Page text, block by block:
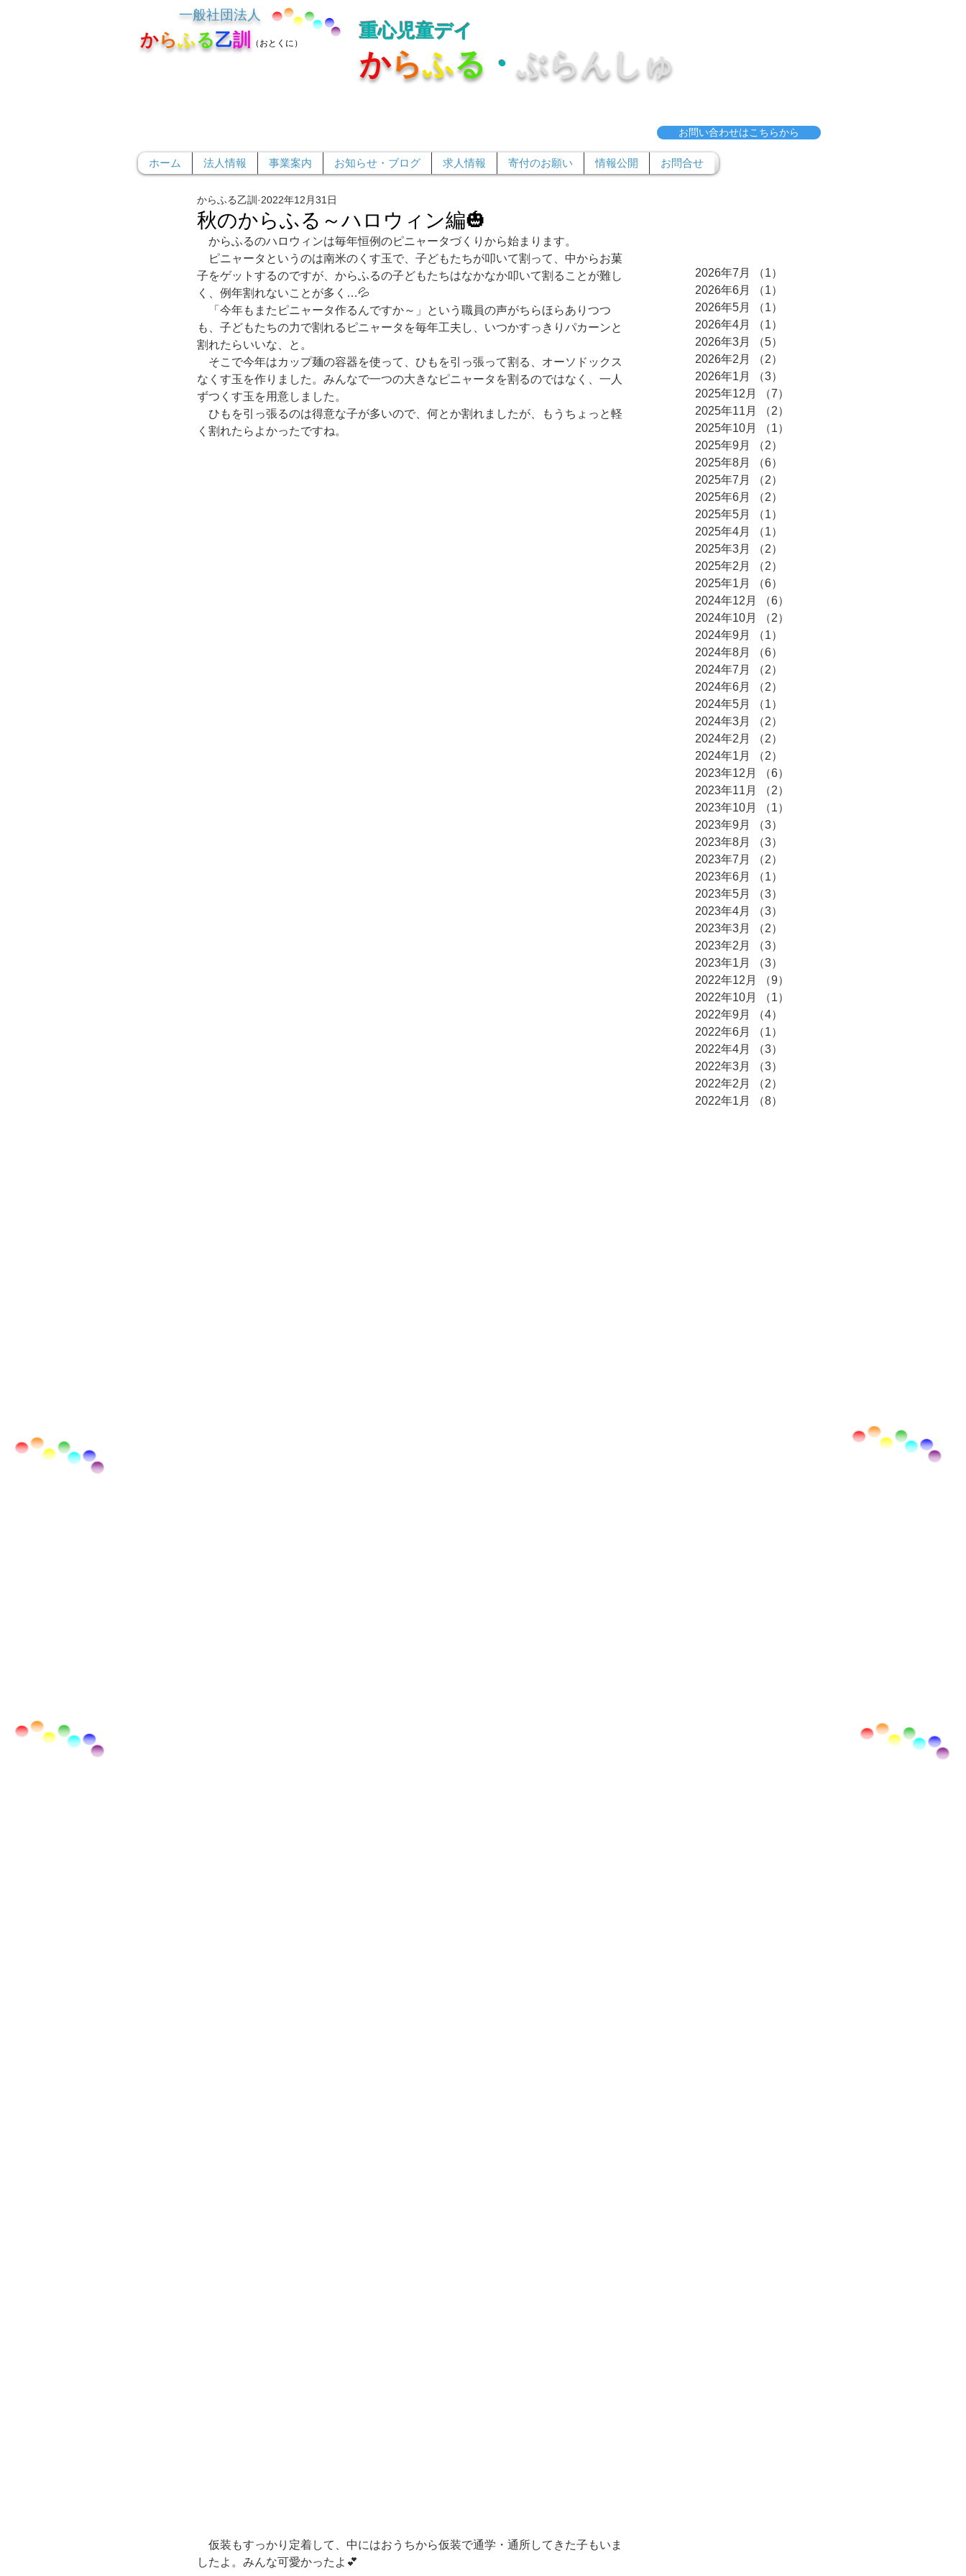
一般社団法人
からふる乙訓 （おとくに）
重心児童デイ
からふる ・ ぶらんしゅ
お問い合わせはこちらから
ホーム 法人情報 事業案内 お知らせ・ブログ 求人情報 寄付のお願い 情報公開 お問合せ
秋のからふる～ハロウィン編🎃
からふる乙訓 2022年12月31日
からふるのハロウィンは毎年恒例のピニャータづくりから始まります。
ピニャータというのは南米のくす玉で、子どもたちが叩いて割って、中からお菓
子をゲットするのですが、からふるの子どもたちはなかなか叩いて割ることが難し
く、例年割れないことが多く…💦
「今年もまたピニャータ作るんですか～」という職員の声がちらほらありつつ
も、子どもたちの力で割れるピニャータを毎年工夫し、いつかすっきりパカーンと
割れたらいいな、と。
そこで今年はカップ麺の容器を使って、ひもを引っ張って割る、オーソドックス
なくす玉を作りました。みんなで一つの大きなピニャータを割るのではなく、一人
ずつくす玉を用意しました。
ひもを引っ張るのは得意な子が多いので、何とか割れましたが、もうちょっと軽
く割れたらよかったですね。
仮装もすっかり定着して、中にはおうちから仮装で通学・通所してきた子もいま
したよ。みんな可愛かったよ💕
2026年7月 （1）
2026年6月
（1）
2026年5月
（1）
2026年4月
（1）
2026年3月
（5）
2026年2月
（2）
2026年1月
（3）
2025年12月
（7）
2025年11月
（2）
2025年10月
（1）
2025年9月
（2）
2025年8月
（6）
2025年7月
（2）
2025年6月
（2）
2025年5月
（1）
2025年4月
（1）
2025年3月
（2）
2025年2月
（2）
2025年1月
（6）
2024年12月
（6）
2024年10月
（2）
2024年9月
（1）
2024年8月
（6）
2024年7月
（2）
2024年6月
（2）
2024年5月
（1）
2024年3月
（2）
2024年2月
（2）
2024年1月
（2）
2023年12月
（6）
2023年11月
（2）
2023年10月
（1）
2023年9月
（3）
2023年8月
（3）
2023年7月
（2）
2023年6月
（1）
2023年5月
（3）
2023年4月
（3）
2023年3月
（2）
2023年2月
（3）
2023年1月
（3）
2022年12月
（9）
2022年10月
（1）
2022年9月
（4）
2022年6月
（1）
2022年4月
（3）
2022年3月
（3）
2022年2月
（2）
2022年1月
（8）